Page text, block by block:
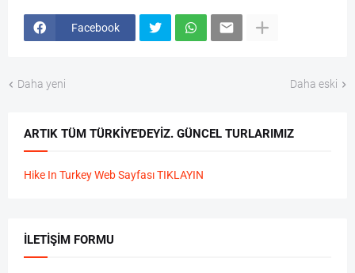
Facebook
Daha yeni Daha eski
ARTIK TÜM TÜRKIYE'DEYIZ. GÜNCEL TURLARIMIZ
Hike In Turkey Web Sayfası TIKLAYIN
İLETIŞIM FORMU